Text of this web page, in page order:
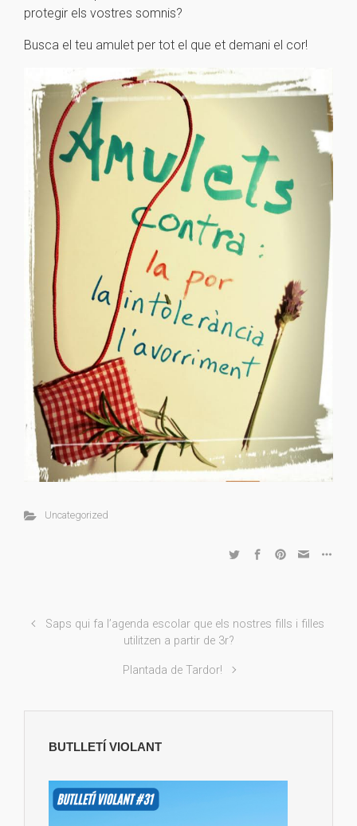
protegir els vostres somnis?
Busca el teu amulet per tot el que et demani el cor!
Uncategorized
Saps qui fa l’agenda escolar que els nostres fills i filles
utilitzen a partir de 3r?
Plantada de Tardor!
BUTLLETÍ VIOLANT